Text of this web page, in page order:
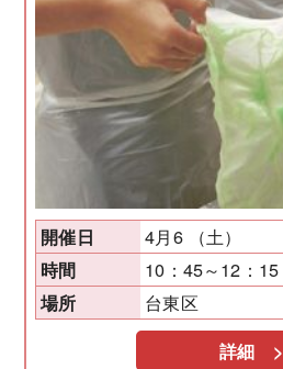
開催日 4月6 （土）
時間 10：45～12：15
場所 台東区
詳細 >